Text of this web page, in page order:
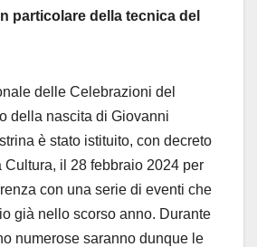
particolare della tecnica del
delle Celebrazioni del
della nascita di Giovanni
è stato istituito, con decreto
il 28 febbraio 2024 per
con una serie di eventi che
già nello scorso anno. Durante
numerose saranno dunque le